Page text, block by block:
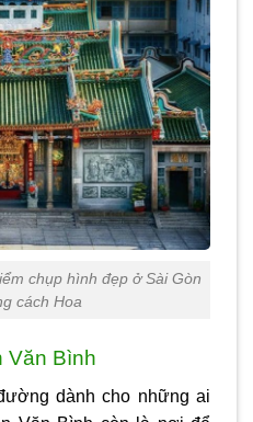
chụp hình đẹp ở Sài Gòn
cách Hoa
Văn Bình
dành cho những ai